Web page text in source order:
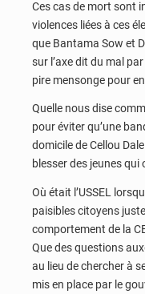
Ces cas de mort sont
violences liées à ces
que Bantama Sow et
sur l’axe dit du mal
pire mensonge pour
Quelle nous dise
pour éviter qu’une
domicile de Cellou
blesser des jeunes
Où était l’USSEL
paisibles citoyens
comportement de la
Que des questions
au lieu de chercher à
mis en place par le